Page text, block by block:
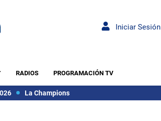
Iniciar Sesión
RADIOS PROGRAMACIÓN TV
La Champions